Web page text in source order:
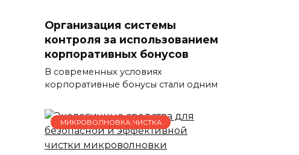
Организация системы
контроля за использованием
корпоративных бонусов
В современных условиях
корпоративные бонусы стали одним
МИКРОВОЛНОВКА: ЧИСТКА